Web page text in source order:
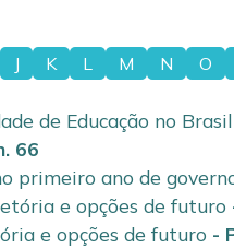
J K L M N O
de Educação no Brasil
66
primeiro ano de
e opções de futuro
e opções de futuro -